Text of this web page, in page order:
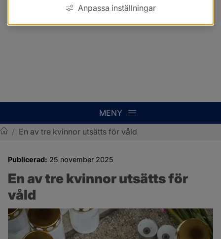
MENY
/ En av tre kvinnor utsätts för våld
Publicerad: 25 november 2025
En av tre kvinnor utsätts för
våld
Anpassa inställningar